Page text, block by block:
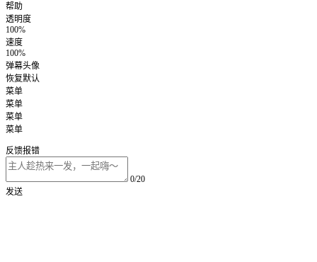
帮助
透明度
100%
速度
100%
弹幕头像
恢复默认
菜单
菜单
菜单
菜单
反馈报错
0/20
发送